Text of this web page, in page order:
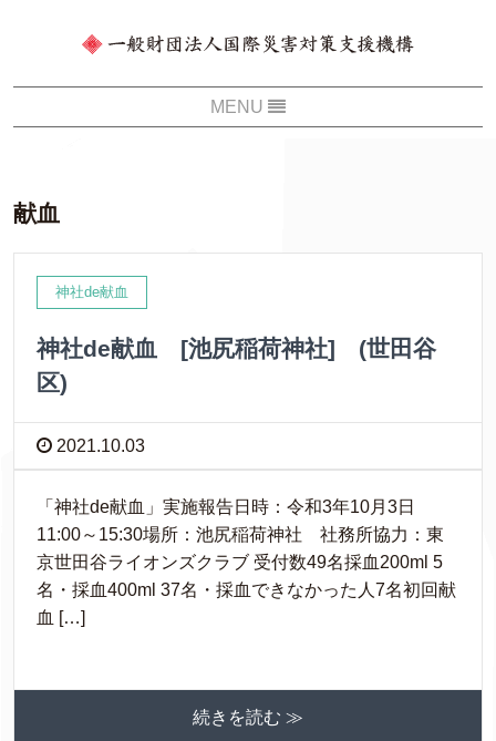
献血
神社de献血
神社de献血 [池尻稲荷神社] (世田谷
区)
2021.10.03
「神社de献血」実施報告日時：令和3年10月3日
11:00～15:30場所：池尻稲荷神社 社務所協力：東
京世田谷ライオンズクラブ 受付数49名採血200ml 5
名・採血400ml 37名・採血できなかった人7名初回献
血 […]
続きを読む ≫